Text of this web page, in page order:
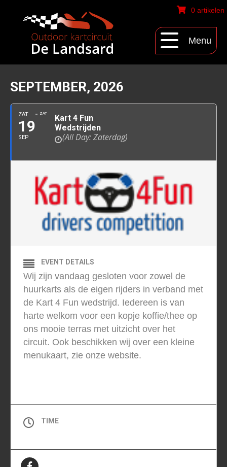
0 artikelen
Menu
SEPTEMBER, 2026
ZAT
19
SEP
ZAT
Kart 4 Fun
Wedstrijden
(All Day: Zaterdag)
EVENT DETAILS
Wij zijn vandaag gesloten voor zowel de
huurkarts als de eigen rijders in verband met
de Kart 4 Fun wedstrijd. Iedereen is van
harte welkom voor een kopje koffie/thee op
ons mooie terras met uitzicht over het
circuit. Ook beschikken wij over een kleine
menukaart, zie onze website.
TIME